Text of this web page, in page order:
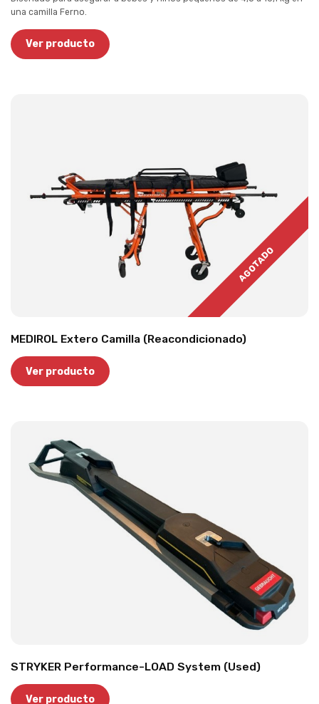
una camilla Ferno.
Ver producto
AGOTADO
MEDIROL Extero Camilla (Reacondicionado)
Ver producto
STRYKER Performance-LOAD System (Used)
Ver producto